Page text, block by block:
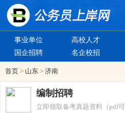
事业单位 高校人才
国企招聘
名企校招
首页 > 山东 > 济南
编制招聘